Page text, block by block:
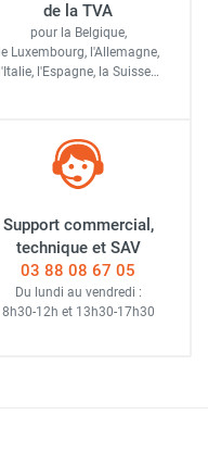
de la TVA
pour la Belgique,
le Luxembourg, l'Allemagne,
l'Italie, l'Espagne, la Suisse…
Support commercial,
technique et SAV
03 88 08 67 05
Du lundi au vendredi :
8h30-12h et 13h30-17h30